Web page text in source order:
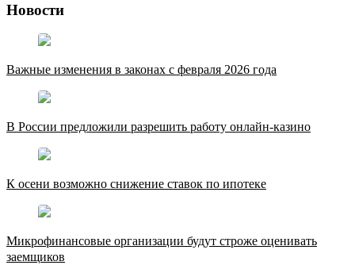
Новости
Важные изменения в законах с февраля 2026 года
В России предложили разрешить работу онлайн-казино
К осени возможно снижение ставок по ипотеке
Микрофинансовые организации будут строже оценивать
заемщиков